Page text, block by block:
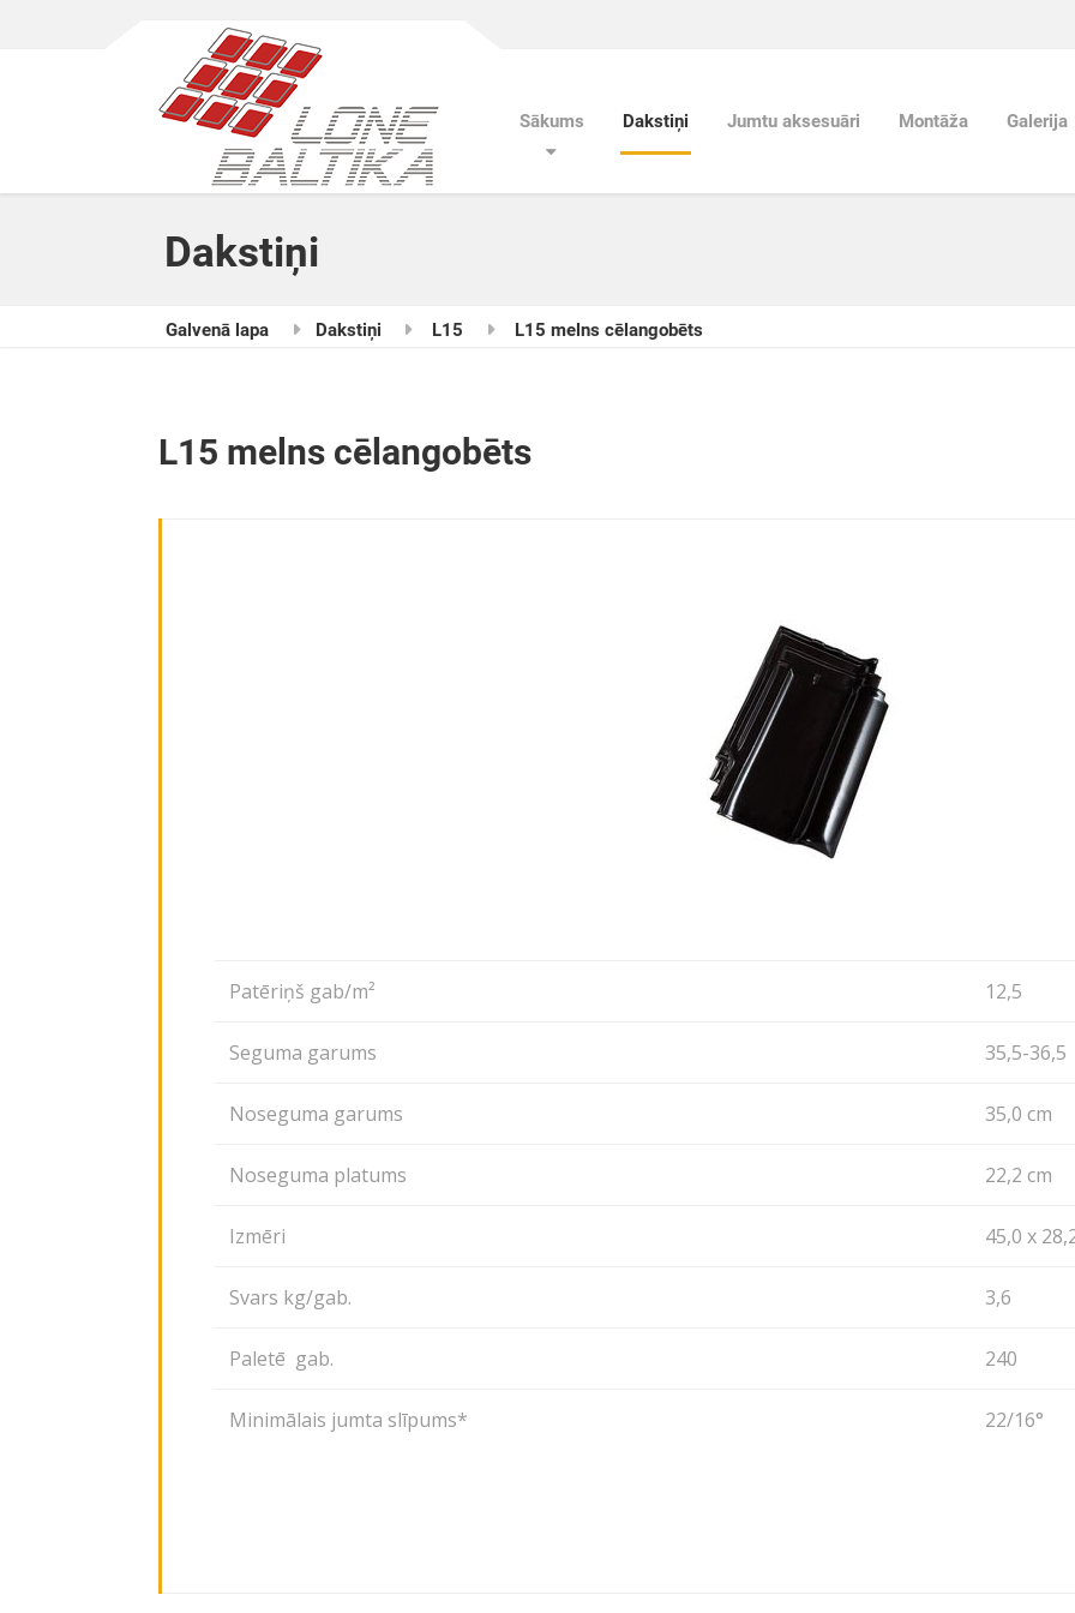
Sākums Dakstiņi Jumtu aksesuāri Montāža Galerija
Dakstiņi
Galvenā lapa Dakstiņi L15 L15 melns cēlangobēts
L15 melns cēlangobēts
Patēriņš gab/m² 12,5
Seguma garums 35,5-36,5
Noseguma garums 35,0 cm
Noseguma platums 22,2 cm
Izmēri 45,0 x
Svars kg/gab. 3,6
Paletē gab. 240
Minimālais jumta slīpums* 22/16°